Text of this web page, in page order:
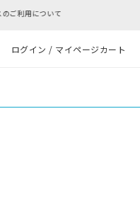
用について
ログイン / マイページカート